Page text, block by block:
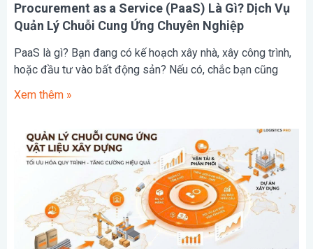
Procurement as a Service (PaaS) Là Gì? Dịch Vụ
Quản Lý Chuỗi Cung Ứng Chuyên Nghiệp
PaaS là gì? Bạn đang có kế hoạch xây nhà, xây công trình,
hoặc đầu tư vào bất động sản? Nếu có, chắc bạn cũng
Xem thêm »